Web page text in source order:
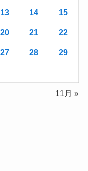
13 14 15
20 21 22
27 28 29
11月 »